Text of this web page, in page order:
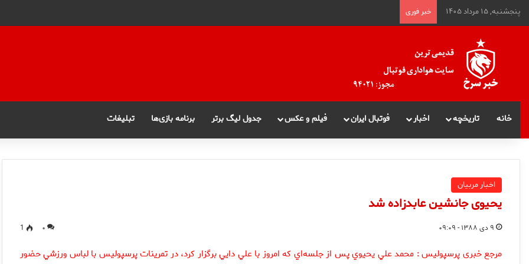
پنجشنبه, ۱۵ مرداد ۱۴۰۵ خبر فوری
خانه تاریخچه اخبار فوتبال ایران فیلم و عکس جدول لیگ برتر برنامه بازی‌ها تبلیغات
اخبار مربیان
یحیوی جانشین عابدزاده شد
۹ دی ۱۳۸۸ - ۰۹:۰۹ ۰ 1
مرجع خبری پرسپولیس : محمد علي يحيوي پس از جلسه‌اي كه امروز با علي دايي برگزار كرد، در تمرينات پرسپوليس با لباس ورزشي حضور